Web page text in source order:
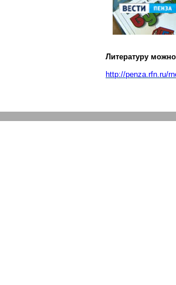
Литературу
http://penza.rfn.ru/